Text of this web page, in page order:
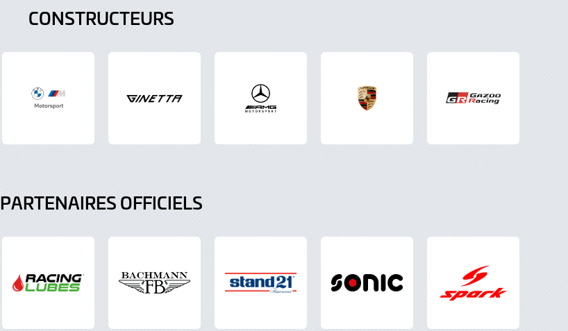
CONSTRUCTEURS
PARTENAIRES OFFICIELS